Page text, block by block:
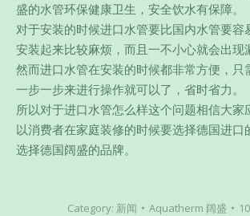
盛的水管环保健康卫生，安全饮水有保障。
对于安装的时候进口水管要比国内水管要容
安装起来比较麻烦，而且一不小心就会出现
然而进口水管在安装的时候都非常方便，只
一步一步来进行操作就可以了，省时省力。
所以对于进口水管怎么样这个问题相信大家
以消费者在家庭装修的时候要选择德国进口
选择德国阔盛的品牌。
Category: 新闻 Aquatherm 阔盛